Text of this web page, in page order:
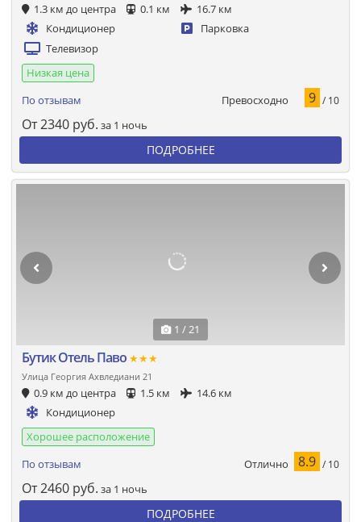
1.3 км до центра 0.1 км
16.7 км
Кондиционер
Парковка
Телевизор
Низкая цена
По отзывам
Превосходно 9 / 10
От2340 руб. за 1 ночь
ПОДРОБНЕЕ
1 / 21
Бутик Отель Паво ★★★
Улица Георгия Ахвледиани 21
0.9 км до центра 1.5 км
14.6 км
Кондиционер
Хорошее расположение
По отзывам
Отлично 8.9 / 10
От2460 руб. за 1 ночь
ПОДРОБНЕЕ